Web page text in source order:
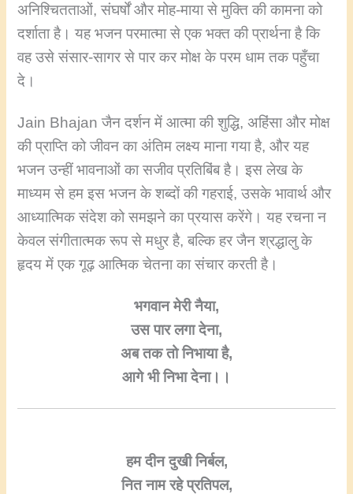
अनिश्चितताओं, संघर्षों और मोह-माया से मुक्ति की कामना को
दर्शाता है। यह भजन परमात्मा से एक भक्त की प्रार्थना है कि
वह उसे संसार-सागर से पार कर मोक्ष के परम धाम तक पहुँचा
दे।
Jain Bhajan जैन दर्शन में आत्मा की शुद्धि, अहिंसा और मोक्ष
की प्राप्ति को जीवन का अंतिम लक्ष्य माना गया है, और यह
भजन उन्हीं भावनाओं का सजीव प्रतिबिंब है। इस लेख के
माध्यम से हम इस भजन के शब्दों की गहराई, उसके भावार्थ और
आध्यात्मिक संदेश को समझने का प्रयास करेंगे। यह रचना न
केवल संगीतात्मक रूप से मधुर है, बल्कि हर जैन श्रद्धालु के
हृदय में एक गूढ़ आत्मिक चेतना का संचार करती है।
भगवान मेरी नैया,
उस पार लगा देना,
अब तक तो निभाया है,
आगे भी निभा देना।।
हम दीन दुखी निर्बल,
नित नाम रहे प्रतिपल,